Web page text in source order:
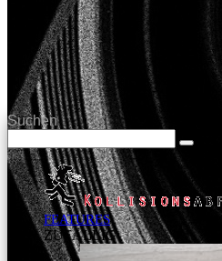
Suchen
FEATURES
ZUFÄLLIG